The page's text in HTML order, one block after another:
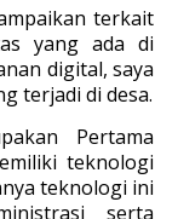
terkait
yang ada di
digital, saya
terjadi di desa.
Pertama
teknologi
teknologi ini
serta